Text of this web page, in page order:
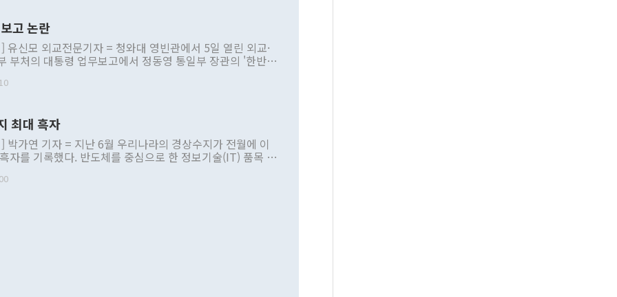
고 논란
유신모 외교전문기자 = 청와대 영빈관에서 5일 열린 외교·
부처의 대통령 업무보고에서 정동영 통일부 장관의 '한반도
부 내 조율을 거치지 않은 사안을 정책으로 추진하겠다고 공
근거한 비현실적 구상'이라는 비판을 내놨다. 그동안 정 장
관련 발언이 물의를 빚은 적은 여러 번 있지만 대통령과 유
공개적으로 부정적 입장을 표명한 것은 이례적이다. 정 장
북 접근법과 월권을 제어해야 한다는 목소리도 높아지고 있
최대 흑자
박가연 기자 = 지난 6월 우리나라의 경상수지가 전월에 이
자를 기록했다. 반도체를 중심으로 한 정보기술(IT) 품목 수
르